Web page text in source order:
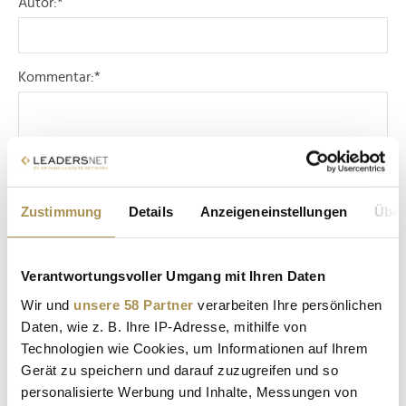
Zustimmung Details Anzeigeneinstellungen
Verantwortungsvoller Umgang mit Ihren Daten
Wir und unsere 58 Partner verarbeiten Ihre persönlichen
Daten, wie z. B. Ihre IP-Adresse, mithilfe von
Technologien wie Cookies, um Informationen auf Ihrem
Gerät zu speichern und darauf zuzugreifen und so
personalisierte Werbung und Inhalte, Messungen von
Kommentar:*